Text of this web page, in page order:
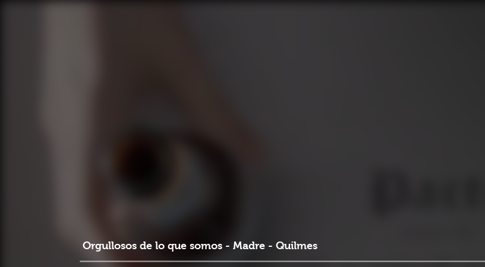
Orgullosos de lo que somos - Madre - Quilmes